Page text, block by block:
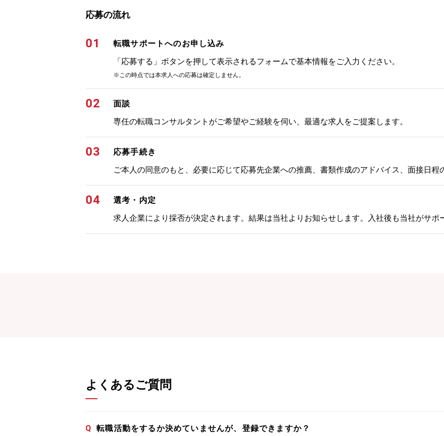
応募の流れ
01
転職サポートへのお申し込み
「応募する」ボタンを押して表示されるフォームで基本情報をご入力ください。
※この時点では本求人への応募は確定しません。
02
面談
専任の転職コンサルタントがご希望やご経験を伺い、最適な求人をご提案します。
03
応募手続き
ご本人の同意のもと、必要に応じて応募先企業への推薦、書類作成のアドバイス、面接日程
04
選考・内定
求人企業により採否が決定されます。結果は当社よりお知らせします。入社後も当社がサポ
よくあるご質問
Q 転職活動をするか決めていませんが、登録できますか？